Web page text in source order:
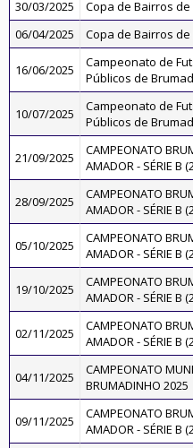
30/03/2025 Copa de Bairros
06/04/2025
Copa de Bairros
16/06/2025
Campeonato de
Públicos de
10/07/2025
Campeonato de
Públicos de
21/09/2025
CAMPEONATO
AMADOR - SÉRIE B
28/09/2025
CAMPEONATO
AMADOR - SÉRIE B
05/10/2025
CAMPEONATO
AMADOR - SÉRIE B
19/10/2025
CAMPEONATO
AMADOR - SÉRIE B
02/11/2025
CAMPEONATO
AMADOR - SÉRIE B
04/11/2025
CAMPEONATO
BRUMADINHO 2025
09/11/2025
CAMPEONATO
AMADOR - SÉRIE B